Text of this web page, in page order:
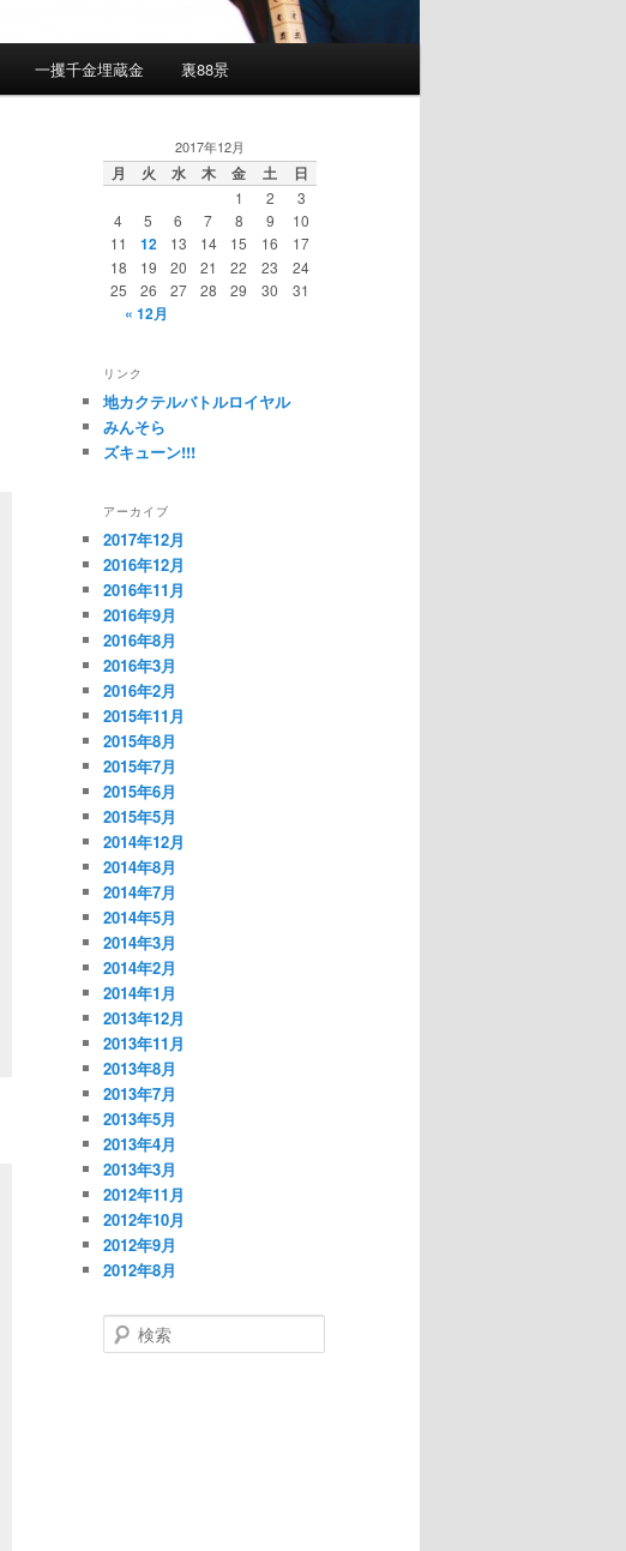
一攫千金埋蔵金 裏88景
2017年12月
月 火 水 木 金 土 日
1 2
3
4
5 6 7 8 9
10
11
12 13 14 15 16
17
18
19 20 21 22 23
24
25
26 27 28 29 30 31
« 12月
リンク
地カクテルバトルロイヤル
みんそら
ズキューン!!!
アーカイブ
2017年12月
2016年12月
2016年11月
2016年9月
2016年8月
2016年3月
2016年2月
2015年11月
2015年8月
2015年7月
2015年6月
2015年5月
2014年12月
2014年8月
2014年7月
2014年5月
2014年3月
2014年2月
2014年1月
2013年12月
2013年11月
2013年8月
2013年7月
2013年5月
2013年4月
2013年3月
2012年11月
2012年10月
2012年9月
2012年8月
検
索